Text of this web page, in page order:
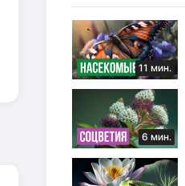
11 мин.
6 мин.